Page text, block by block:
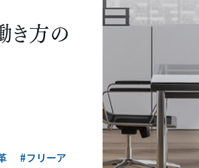
き方の
#フリーア